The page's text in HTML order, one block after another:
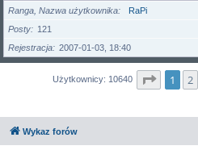
Ranga, Nazwa użytkownika
RaPi
Posty
121
Rejestracja
2007-01-03, 18:40
Użytkownicy: 10640 Strona1
1 2
Wykaz forów